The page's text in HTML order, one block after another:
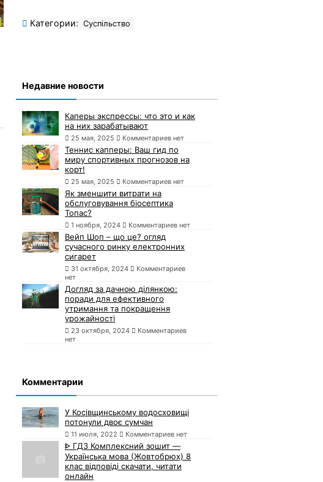
Категории: Суспільство
Недавние новости
Каперы экспрессы: что это и как
на них зарабатывают
25 мая, 2025 Комментариев нет
Теннис капперы: Ваш гид по
миру спортивных прогнозов на
корт!
25 мая, 2025 Комментариев нет
Як зменшити витрати на
обслуговування біосептика
Топас?
1 ноября, 2024 Комментариев нет
Вейп Шоп – що це? огляд
сучасного ринку електронних
сигарет
31 октября, 2024
Комментариев
нет
Догляд за дачною ділянкою:
поради для ефективного
утримання та покращення
урожайності
23 октября, 2024
Комментариев
нет
Комментарии
У Косівщинському водосховищі
потонули двоє сумчан
11 июля, 2022 Комментариев нет
ᐈ ГДЗ Комплексний зошит —
Українська мова (Жовтобрюх) 8
клас відповіді скачати, читати
онлайн